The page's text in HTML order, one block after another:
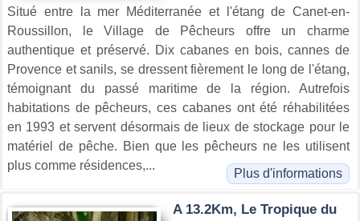
Situé entre la mer Méditerranée et l'étang de Canet-en-
Roussillon, le Village de Pêcheurs offre un charme
authentique et préservé. Dix cabanes en bois, cannes de
Provence et sanils, se dressent fièrement le long de l'étang,
témoignant du passé maritime de la région. Autrefois
habitations de pêcheurs, ces cabanes ont été réhabilitées
en 1993 et servent désormais de lieux de stockage pour le
matériel de pêche. Bien que les pêcheurs ne les utilisent
plus comme résidences,...
Plus d'informations
A 13.2Km, Le Tropique du